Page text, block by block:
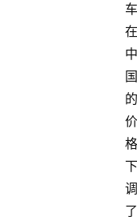
车
在
中
国
的
价
格
下
调
了